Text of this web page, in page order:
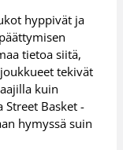
hyppivät ja
tietoa siitä,
tekivät
kuin
Street Basket -
hymyssä suin